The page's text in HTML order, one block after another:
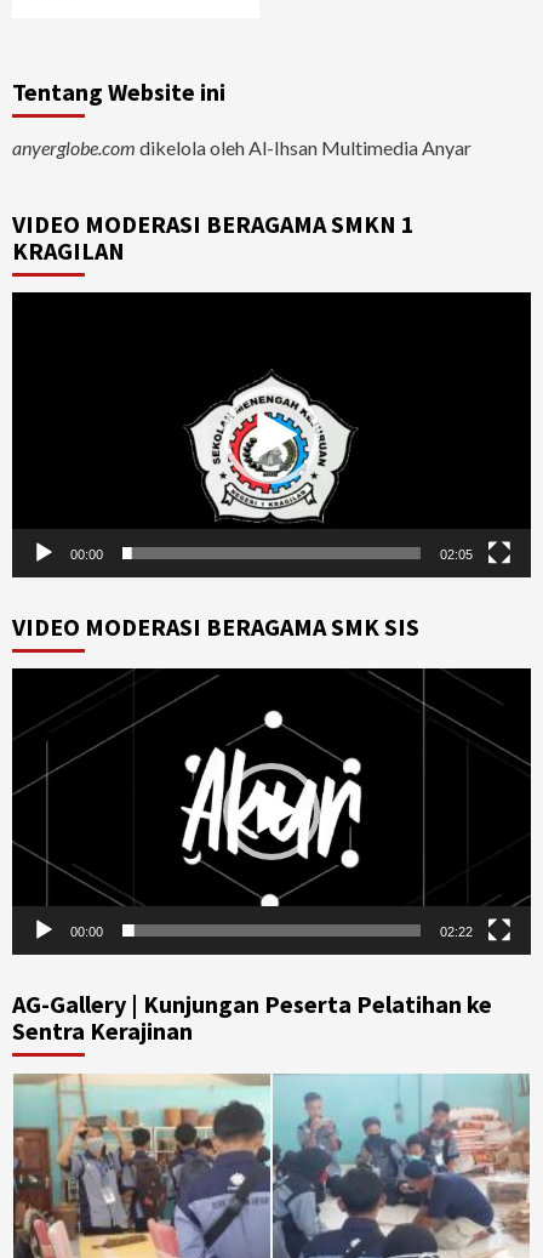
Tentang Website ini
anyerglobe.com dikelola oleh Al-Ihsan Multimedia Anyar
VIDEO MODERASI BERAGAMA SMKN 1
KRAGILAN
00:00 02:05
VIDEO MODERASI BERAGAMA SMK SIS
Player
00:00 02:22
AG-Gallery | Kunjungan Peserta Pelatihan ke
Sentra Kerajinan